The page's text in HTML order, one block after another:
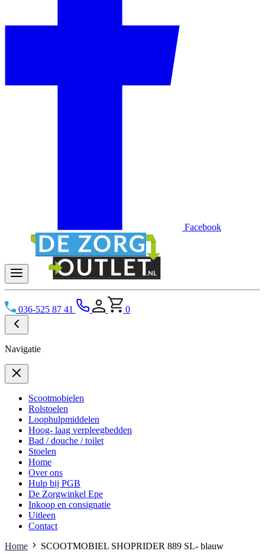
Facebook
036-525 87 41 0
Navigatie
Scootmobielen
Rolstoelen
Loophulpmiddelen
Hoog- laag verpleegbedden
Bad / douche / toilet
Stoelen
Home
Over ons
Hulp bij PGB
De Zorgwinkel Epe
Inkoop en consignatie
Uitleen
Contact
Home
SCOOTMOBIEL SHOPRIDER 889 SL- blauw